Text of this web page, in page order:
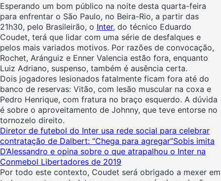
Esperando um bom público na noite desta quarta-feira
para enfrentar o São Paulo, no Beira-Rio, a partir das
21h30, pelo Brasileirão, o Inter, do técnico Eduardo
Coudet, terá que lidar com uma série de desfalques e
pelos mais variados motivos. Por razões de convocação,
Rochet, Aránguiz e Enner Valencia estão fora, enquanto
Luiz Adriano, suspenso, também é ausência certa.
Dois jogadores lesionados fatalmente ficam fora até do
banco de reservas: Vitão, com lesão muscular na coxa e
Pedro Henrique, com fratura no braço esquerdo. A dúvida
é sobre o aproveitamento de Johnny, que teve entorse no
tornozelo direito.
Diretor de futebol do Inter usa rede social para celebrar
contratação de Dalbert: “Chega para agregar”Sobis imita
D’Alessandro e opina sobre o que atrapalhou o Inter na
Conmebol Libertadores de 2019
Por todo este contexto, Coudet será obrigado a mexer em